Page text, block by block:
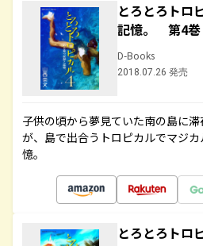
とろとろトロ
記憶。 第4巻
D-Books
2018.07.26 発売
子供の頃から夢見ていた南の島に
が、島で出合うトロピカルでマジ
憶。
とろとろトロ